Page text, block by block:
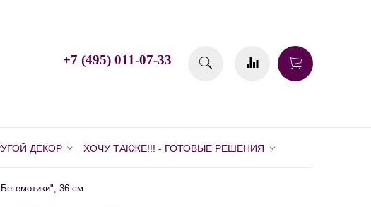
+7 (495) 011-07-33
ДЕКОР ХОЧУ ТАКЖЕ!!! - ГОТОВЫЕ РЕШЕНИЯ
36 см